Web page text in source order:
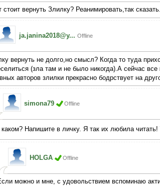
стоит вернуть Злилку? Реанимировать,так сказать.
ja.janina2018@y... Offline
вернуть не долго,но смысл? Когда то туда
(зла там и не было никогда).А сейчас
авторов злилки прекрасно бодрствует на
simona79 Offline
каком? Напишите в личку. Я так их любила
HOLGA Offline
можно и мне, с удовольствием вспоминаю